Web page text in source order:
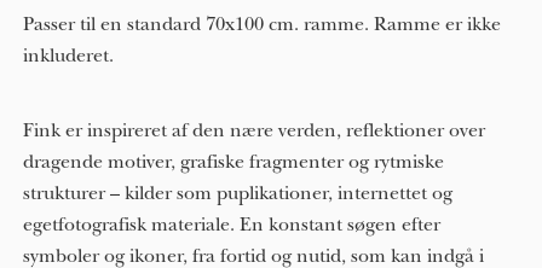
Passer til en standard 70x100 cm. ramme. Ramme er ikke
inkluderet.
Fink er inspireret af den nære verden, reflektioner over
dragende motiver, grafiske fragmenter og rytmiske
strukturer – kilder som puplikationer, internettet og
egetfotografisk materiale. En konstant søgen efter
symboler og ikoner, fra fortid og nutid, som kan indgå i